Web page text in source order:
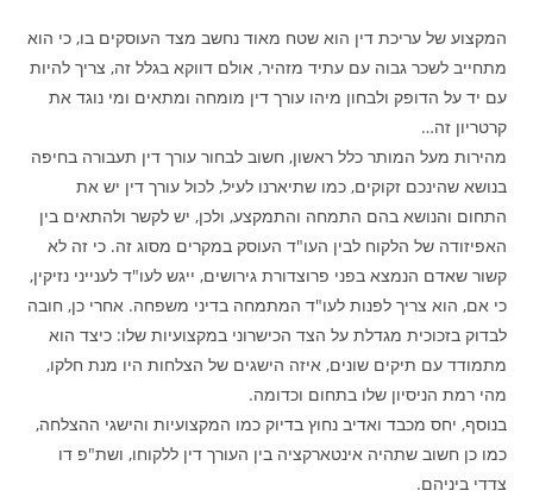
המקצוע של עריכת דין הוא שטח מאוד נחשב מצד העוסקים בו, כי הוא
מתחייב לשכר גבוה עם עתיד מזהיר, אולם דווקא בגלל זה, צריך להיות
עם יד על הדופק ולבחון מיהו עורך דין מומחה ומתאים ומי נוגד את
קרטריון זה…
מהירות מעל המותר כלל ראשון, חשוב לבחור עורך דין תעבורה בחיפה
בנושא שהינכם זקוקים, כמו שתיארנו לעיל, לכול עורך דין יש את
התחום והנושא בהם התמחה והתמקצע, ולכן, יש לקשר ולהתאים בין
האפיזודה של הלקוח לבין העו"ד העוסק במקרים מסוג זה. כי זה לא
קשור שאדם הנמצא בפני פרוצדורת גירושים, ייגש לעו"ד לענייני נזיקין,
כי אם, הוא צריך לפנות לעו"ד המתמחה בדיני משפחה. אחרי כן, חובה
לבדוק בזכוכית מגדלת על הצד הכישרוני במקצועיות שלו: כיצד הוא
מתמודד עם תיקים שונים, איזה הישגים של הצלחות היו מנת חלקו,
מהי רמת הניסיון שלו בתחום וכדומה.
בנוסף, יחס מכבד ואדיב נחוץ בדיוק כמו המקצועיות והישגי ההצלחה,
כמו כן חשוב שתהיה אינטארקציה בין העורך דין ללקוחו, ושת"פ דו
צדדי ביניהם.